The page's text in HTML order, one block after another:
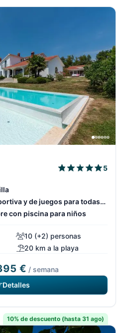
5
y de juegos para todas
con piscina para niños
10 (+2) personas
20 km a la playa
€ / semana
Detalles
10% de descuento (hasta 31 ago)